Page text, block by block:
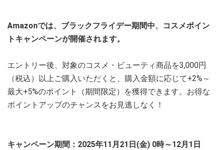
Amazonでは、ブラックフライデー期間中、コスメポイン
トキャンペーンが開催されます。
エントリー後、対象のコスメ・ビューティ商品を3,000円
（税込）以上ご購入いただくと、購入金額に応じて+2%～
最大+5%のポイント（期間限定）を獲得できます。お得な
ポイントアップのチャンスをお見逃しなく！
キャンペーン期間：2025年11月21日(金) 0時～12月1日